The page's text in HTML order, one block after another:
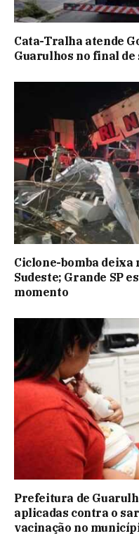
Cata-Tralha atende
Guarulhos no final de
Ciclone-bomba deixa
Sudeste; Grande SP
momento
Prefeitura de
aplicadas contra o
vacinação no